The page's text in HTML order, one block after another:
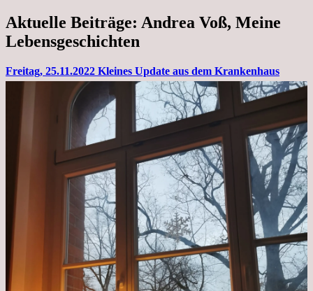
Aktuelle Beiträge: Andrea Voß, Meine
Lebensgeschichten
Freitag, 25.11.2022 Kleines Update aus dem Krankenhaus